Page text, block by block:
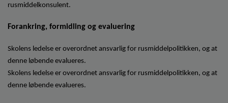
rusmiddelkonsulent.
Forankring, formidling og evaluering
Skolens ledelse er overordnet ansvarlig for rusmiddelpolitikken, og at
denne løbende evalueres.
Skolens ledelse er overordnet ansvarlig for rusmiddelpolitikken, og at
denne løbende evalueres.